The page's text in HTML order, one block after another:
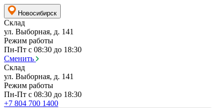
Новосибирск
Склад
ул. Выборная, д. 141
Режим работы
Пн-Пт с 08:30 до 18:30
Сменить
Склад
ул. Выборная, д. 141
Режим работы
Пн-Пт с 08:30 до 18:30
+7 804 700 1400